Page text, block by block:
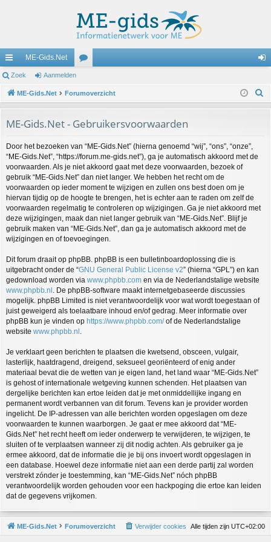
ne
lle
ks
ME-Gids.Net
u
s
m
Zoek Aanmelden
ME-Gids.Net Forumoverzicht
ME-Gids.Net - Gebruikersvoorwaarden
Door het bezoeken van “ME-Gids.Net” (hierna genoemd “wij”, “ons”, “onze”,
“ME-Gids.Net”, “https://forum.me-gids.net”), ga je automatisch akkoord met de
voorwaarden. Als je niet akkoord gaat met deze voorwaarden, bezoek of
gebruik “ME-Gids.Net” dan niet langer. We hebben het recht om de
voorwaarden op ieder moment te wijzigen en zullen ons best doen om je
hiervan tijdig op de hoogte te brengen, het is echter aan te raden om zelf de
voorwaarden regelmatig te controleren op wijzigingen. Ga je niet akkoord met
deze wijzigingen, maak dan niet langer gebruik van “ME-Gids.Net”. Blijf je
gebruik maken van “ME-Gids.Net”, dan ga je automatisch akkoord met de
wijzigingen en of toevoegingen.
Dit forum draait op phpBB. phpBB is een bulletinboardoplossing die is
uitgebracht onder de “GNU General Public License v2” (hierna “GPL”) en kan
gedownload worden via www.phpbb.com en via de Nederlandstalige website
www.phpbb.nl . De phpBB-software maakt internetgebaseerde discussies
mogelijk. phpBB Limited is niet verantwoordelijk voor wat wordt toegestaan of
juist geweigerd als toelaatbare inhoud en/of gedrag. Meer informatie over
phpBB kun je vinden op https://www.phpbb.com/of de Nederlandstalige
website www.phpbb.nl
Je verklaart geen berichten te plaatsen die kwetsend, obsceen, vulgair,
lasterlijk, haatdragend, dreigend, seksueel georiënteerd of enig ander
materiaal bevat die de wetten van je eigen land, het land waar “ME-Gids.Net”
is gehost of internationale wetgeving kunnen schenden. Het plaatsen van
dergelijke berichten kan ertoe leiden dat je met onmiddellijke ingang en
permanent wordt verbannen van dit forum. Tevens kan je provider worden
ingelicht. De IP-adressen van alle berichten worden opgeslagen om deze
voorwaarden te kunnen waarborgen. Je gaat er mee akkoord dat “ME-
Gids.Net” het recht heeft om ieder onderwerp te verwijderen, te wijzigen, te
sluiten of te verplaatsen wanneer zij dit nodig achten. Als gebruiker ga je
ermee akkoord, dat de informatie die je bij ons invoert wordt opgeslagen in
een database. Hoewel deze informatie niet aan een derde partij zal worden
verstrekt zónder je toestemming, kan “ME-Gids.Net” nóch phpBB
verantwoordelijk worden gehouden voor een hackpoging die ertoe kan leiden
dat de gegevens vrijkomen.
ME-Gids.Net Forumoverzicht Alle tijden zijn UTC+02:00
Verwijder cookies